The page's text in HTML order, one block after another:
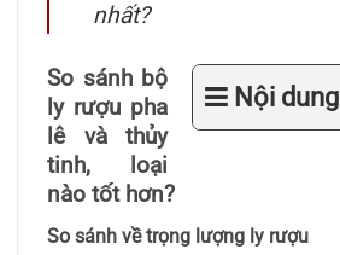
nhất?
Nội dung
So sánh bộ
ly rượu pha
lê và thủy
tinh, loại
nào tốt hơn?
So sánh về trọng lượng ly rượu